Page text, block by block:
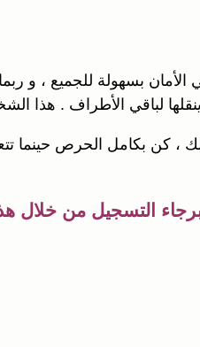
الأمان بسهولة للجميع
لباقي الأطراف . هذا
، كن بكامل الحرص حينما
التسجيل من خلال